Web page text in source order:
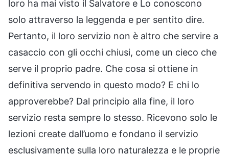
loro ha mai visto il Salvatore e Lo conoscono
solo attraverso la leggenda e per sentito dire.
Pertanto, il loro servizio non è altro che servire a
casaccio con gli occhi chiusi, come un cieco che
serve il proprio padre. Che cosa si ottiene in
definitiva servendo in questo modo? E chi lo
approverebbe? Dal principio alla fine, il loro
servizio resta sempre lo stesso. Ricevono solo le
lezioni create dall’uomo e fondano il servizio
esclusivamente sulla loro naturalezza e le proprie